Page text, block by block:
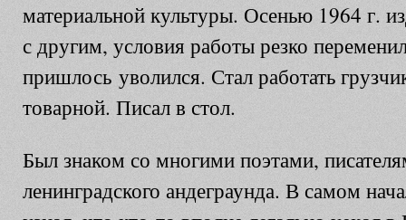
материальной культуры. Осенью 1964 г.
с другим, условия работы резко
пришлось уволился. Стал работать
товарной. Писал в стол.
Был знаком со многими поэтами,
ленинградского андеграунда. В самом